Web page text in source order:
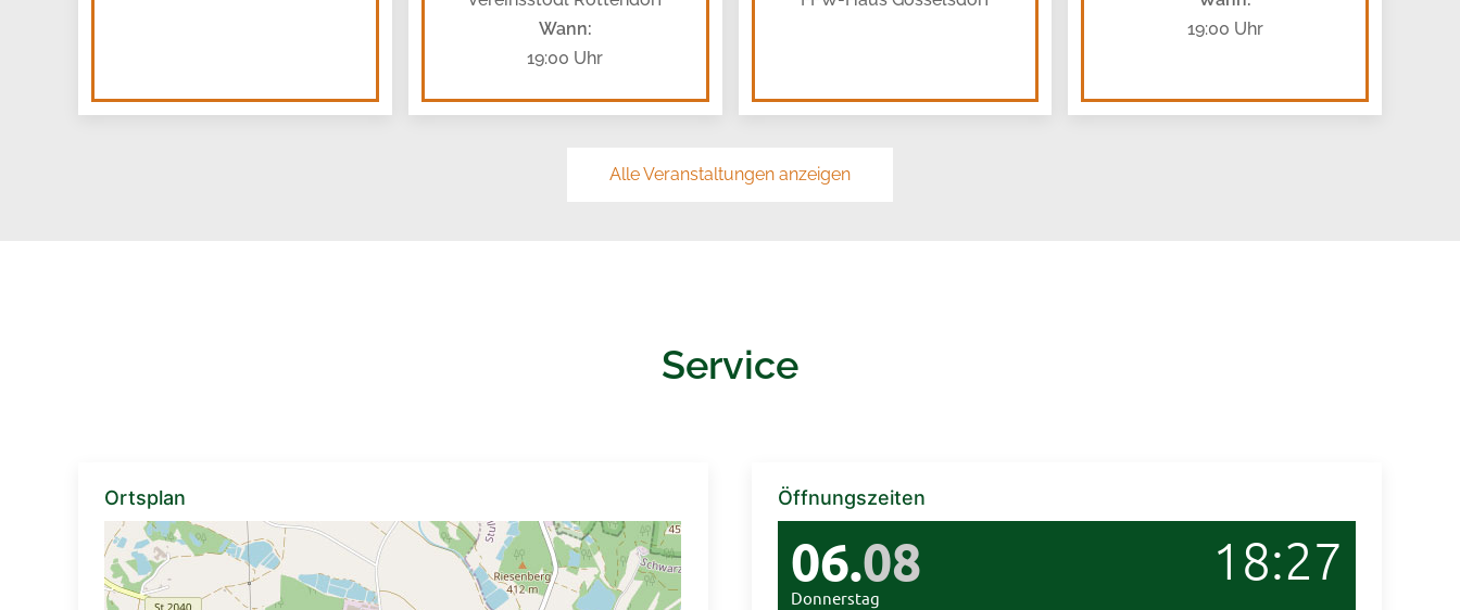
Wann:
19:00 Uhr
19:00 Uhr
Alle Veranstaltungen anzeigen
Service
Ortsplan Öffnungszeiten
06.08
Donnerstag
18:27